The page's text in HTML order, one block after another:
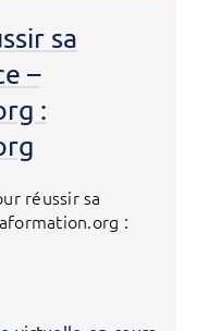
sa
–
:
réussir sa
: